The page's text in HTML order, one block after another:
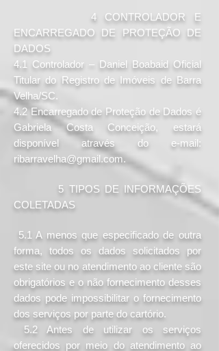
4 CONTROLADOR E
ENCARREGADO DE PROTEÇÃO DE
DADOS
4.1 Controlador – Daniel Boabaid Oficial
Titular do Registro de Imóveis de Barra
Velha/SC.
4.2 Encarregado de Proteção de Dados é
Gabriela Costa Conceição, estará
disponível através do e-mail:
ribarravelha@gmail.com.
5 TIPOS DE INFORMAÇÕES
COLETADAS
5.1 A menos que especificado de outra
forma, todos os dados solicitados por
este site ou no atendimento ao cliente são
obrigatórios e o não fornecimento desses
dados pode impossibilitar o fornecimento
dos serviços por parte do cartório.
5.2 Antes de utilizar os serviços
oferecidos por meio do atendimento ao